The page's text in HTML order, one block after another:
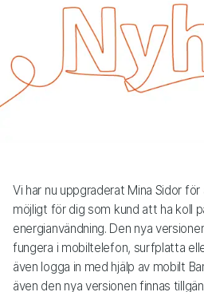
Vi har nu uppgraderat Mina Sidor
möjligt för dig som kund att ha koll
energianvändning. Den nya
fungera i mobiltelefon, surfplatta
även logga in med hjälp av mobilt
även den nya versionen finnas